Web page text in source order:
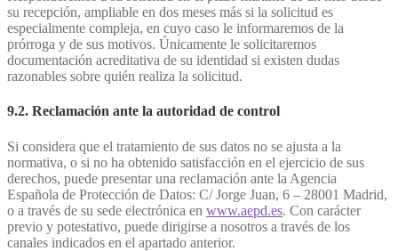
su recepción, ampliable en dos meses más si la solicitud es
especialmente compleja, en cuyo caso le informaremos de la
prórroga y de sus motivos. Únicamente le solicitaremos
documentación acreditativa de su identidad si existen dudas
razonables sobre quién realiza la solicitud.
9.2. Reclamación ante la autoridad de control
Si considera que el tratamiento de sus datos no se ajusta a la
normativa, o si no ha obtenido satisfacción en el ejercicio de sus
derechos, puede presentar una reclamación ante la Agencia
Española de Protección de Datos: C/ Jorge Juan, 6 – 28001 Madrid,
o a través de su sede electrónica en www.aepd.es. Con carácter
previo y potestativo, puede dirigirse a nosotros a través de los
canales indicados en el apartado anterior.